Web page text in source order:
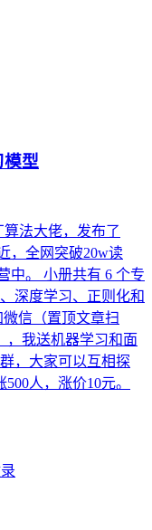
模型
法大佬，发布了
，全网突破20w读
中。 小册共有 6 个专
深度学习、正则化和
信（置顶文章扫
，我送机器学习和面
，大家可以互相探
人，涨价10元。